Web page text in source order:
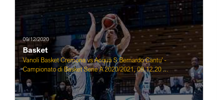
09/12/2020
Basket
Vanoli Basket Cremona vs Acqua S.Bernardo Cantu' -
Campionato di Basket Serie A 2020/2021, 09.12.20 ...